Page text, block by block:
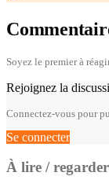
Soyez le premier à
Rejoignez la
Connectez-vous pour
Se connecter
À lire /